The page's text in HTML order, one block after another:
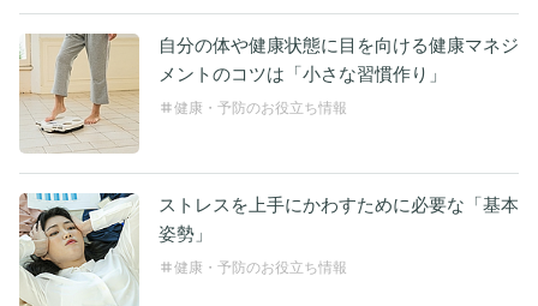
自分の体や健康状態に目を向ける健康マネジ
メントのコツは「小さな習慣作り」
健康・予防のお役立ち情報
ストレスを上手にかわすために必要な「基本
姿勢」
健康・予防のお役立ち情報